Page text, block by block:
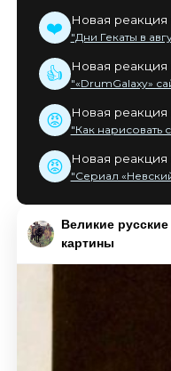
❤️ Новая реакция
"Дни Гекаты в
👍 Новая реакция
"«DrumGalaxy»
😡 Новая реакция
"Как нарисовать
😡 Новая реакция
"Сериал
Великие
картины